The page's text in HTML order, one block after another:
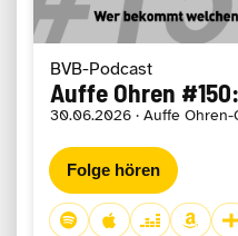
BVB-Podcast
Auffe Ohren
30.06.2026 · Auffe Ohren-
Folge hören